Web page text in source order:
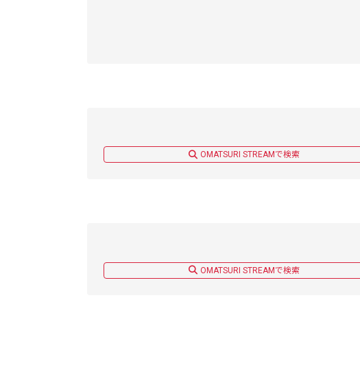
OMATSURI STREAMで検索
OMATSURI STREAMで検索